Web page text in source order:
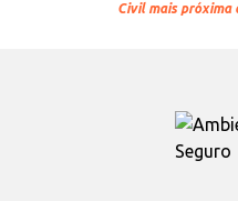
Civil mais próxima